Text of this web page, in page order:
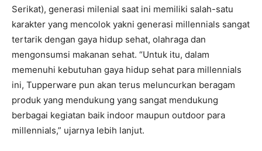
Serikat), generasi milenial saat ini memiliki salah-satu
karakter yang mencolok yakni generasi millennials sangat
tertarik dengan gaya hidup sehat, olahraga dan
mengonsumsi makanan sehat. “Untuk itu, dalam
memenuhi kebutuhan gaya hidup sehat para millennials
ini, Tupperware pun akan terus meluncurkan beragam
produk yang mendukung yang sangat mendukung
berbagai kegiatan baik indoor maupun outdoor para
millennials,” ujarnya lebih lanjut.